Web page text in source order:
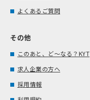
よくあるご質問
その他
このあと、ど～なる？KYT
求人企業の方へ
採用情報